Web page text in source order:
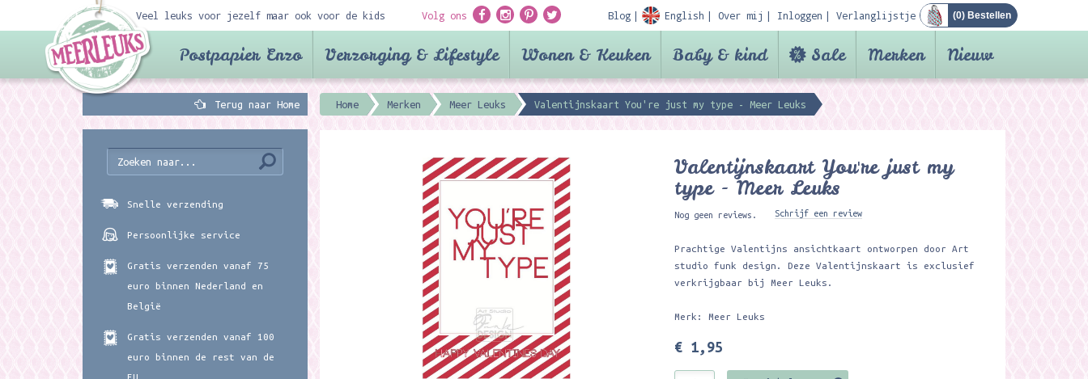
Veel leuks voor jezelf maar ook voor de kids Volg ons Blog English Over mij Inloggen Verlanglijstje (0) Bestellen
Postpapier Enzo Verzorging & Lifestyle Wonen & Keuken Baby & kind Sale Merken Nieuw
Terug naar Home Home Merken Meer Leuks Valentijnskaart You're just my type - Meer Leuks
Valentijnskaart You're just my
type - Meer Leuks
Nog geen reviews. Schrijf een review
Prachtige Valentijns ansichtkaart ontworpen door Art
studio funk design. Deze Valentijnskaart is exclusief
verkrijgbaar bij Meer Leuks.
Merk: Meer Leuks
€ 1,95
Snelle verzending
Persoonlijke service
Gratis verzenden vanaf 75
euro binnen Nederland en
België
Gratis verzenden vanaf 100
euro binnen de rest van de